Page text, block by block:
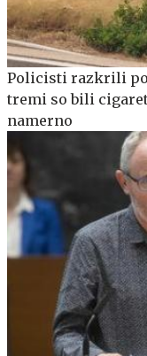
Policisti razkrili
tremi so bili
namerno